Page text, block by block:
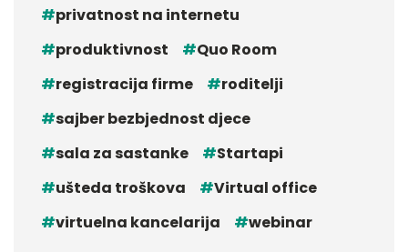
privatnost na internetu
produktivnost
Quo Room
registracija firme
roditelji
sajber bezbjednost djece
sala za sastanke
Startapi
ušteda troškova
Virtual office
virtuelna kancelarija
webinar